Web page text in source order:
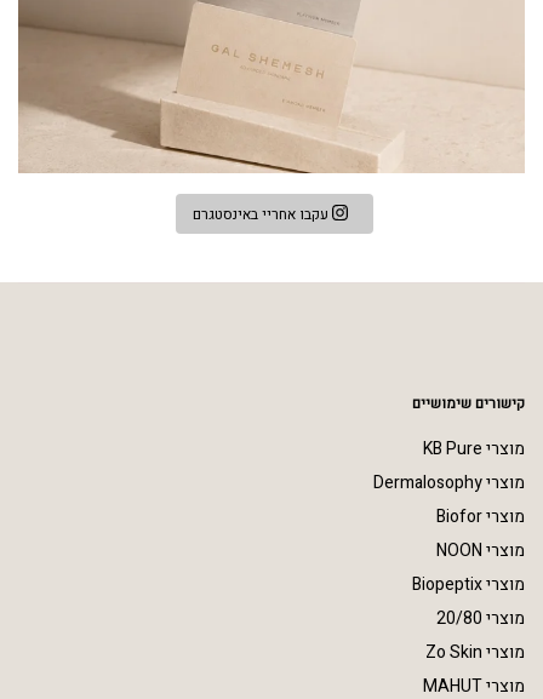
עקבו אחריי באינסטגרם
קישורים שימושיים
מוצרי KB Pure
מוצרי Dermalosophy
מוצרי Biofor
מוצרי NOON
מוצרי Biopeptix
מוצרי 20/80
מוצרי Zo Skin
מוצרי MAHUT